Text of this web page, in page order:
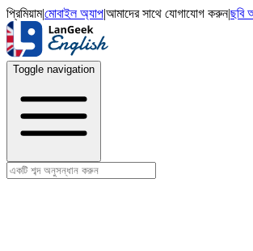
প্রিমিয়াম|মোবাইল অ্যাপ|আমাদের সাথে যোগাযোগ করুন|ছবি
Toggle navigation